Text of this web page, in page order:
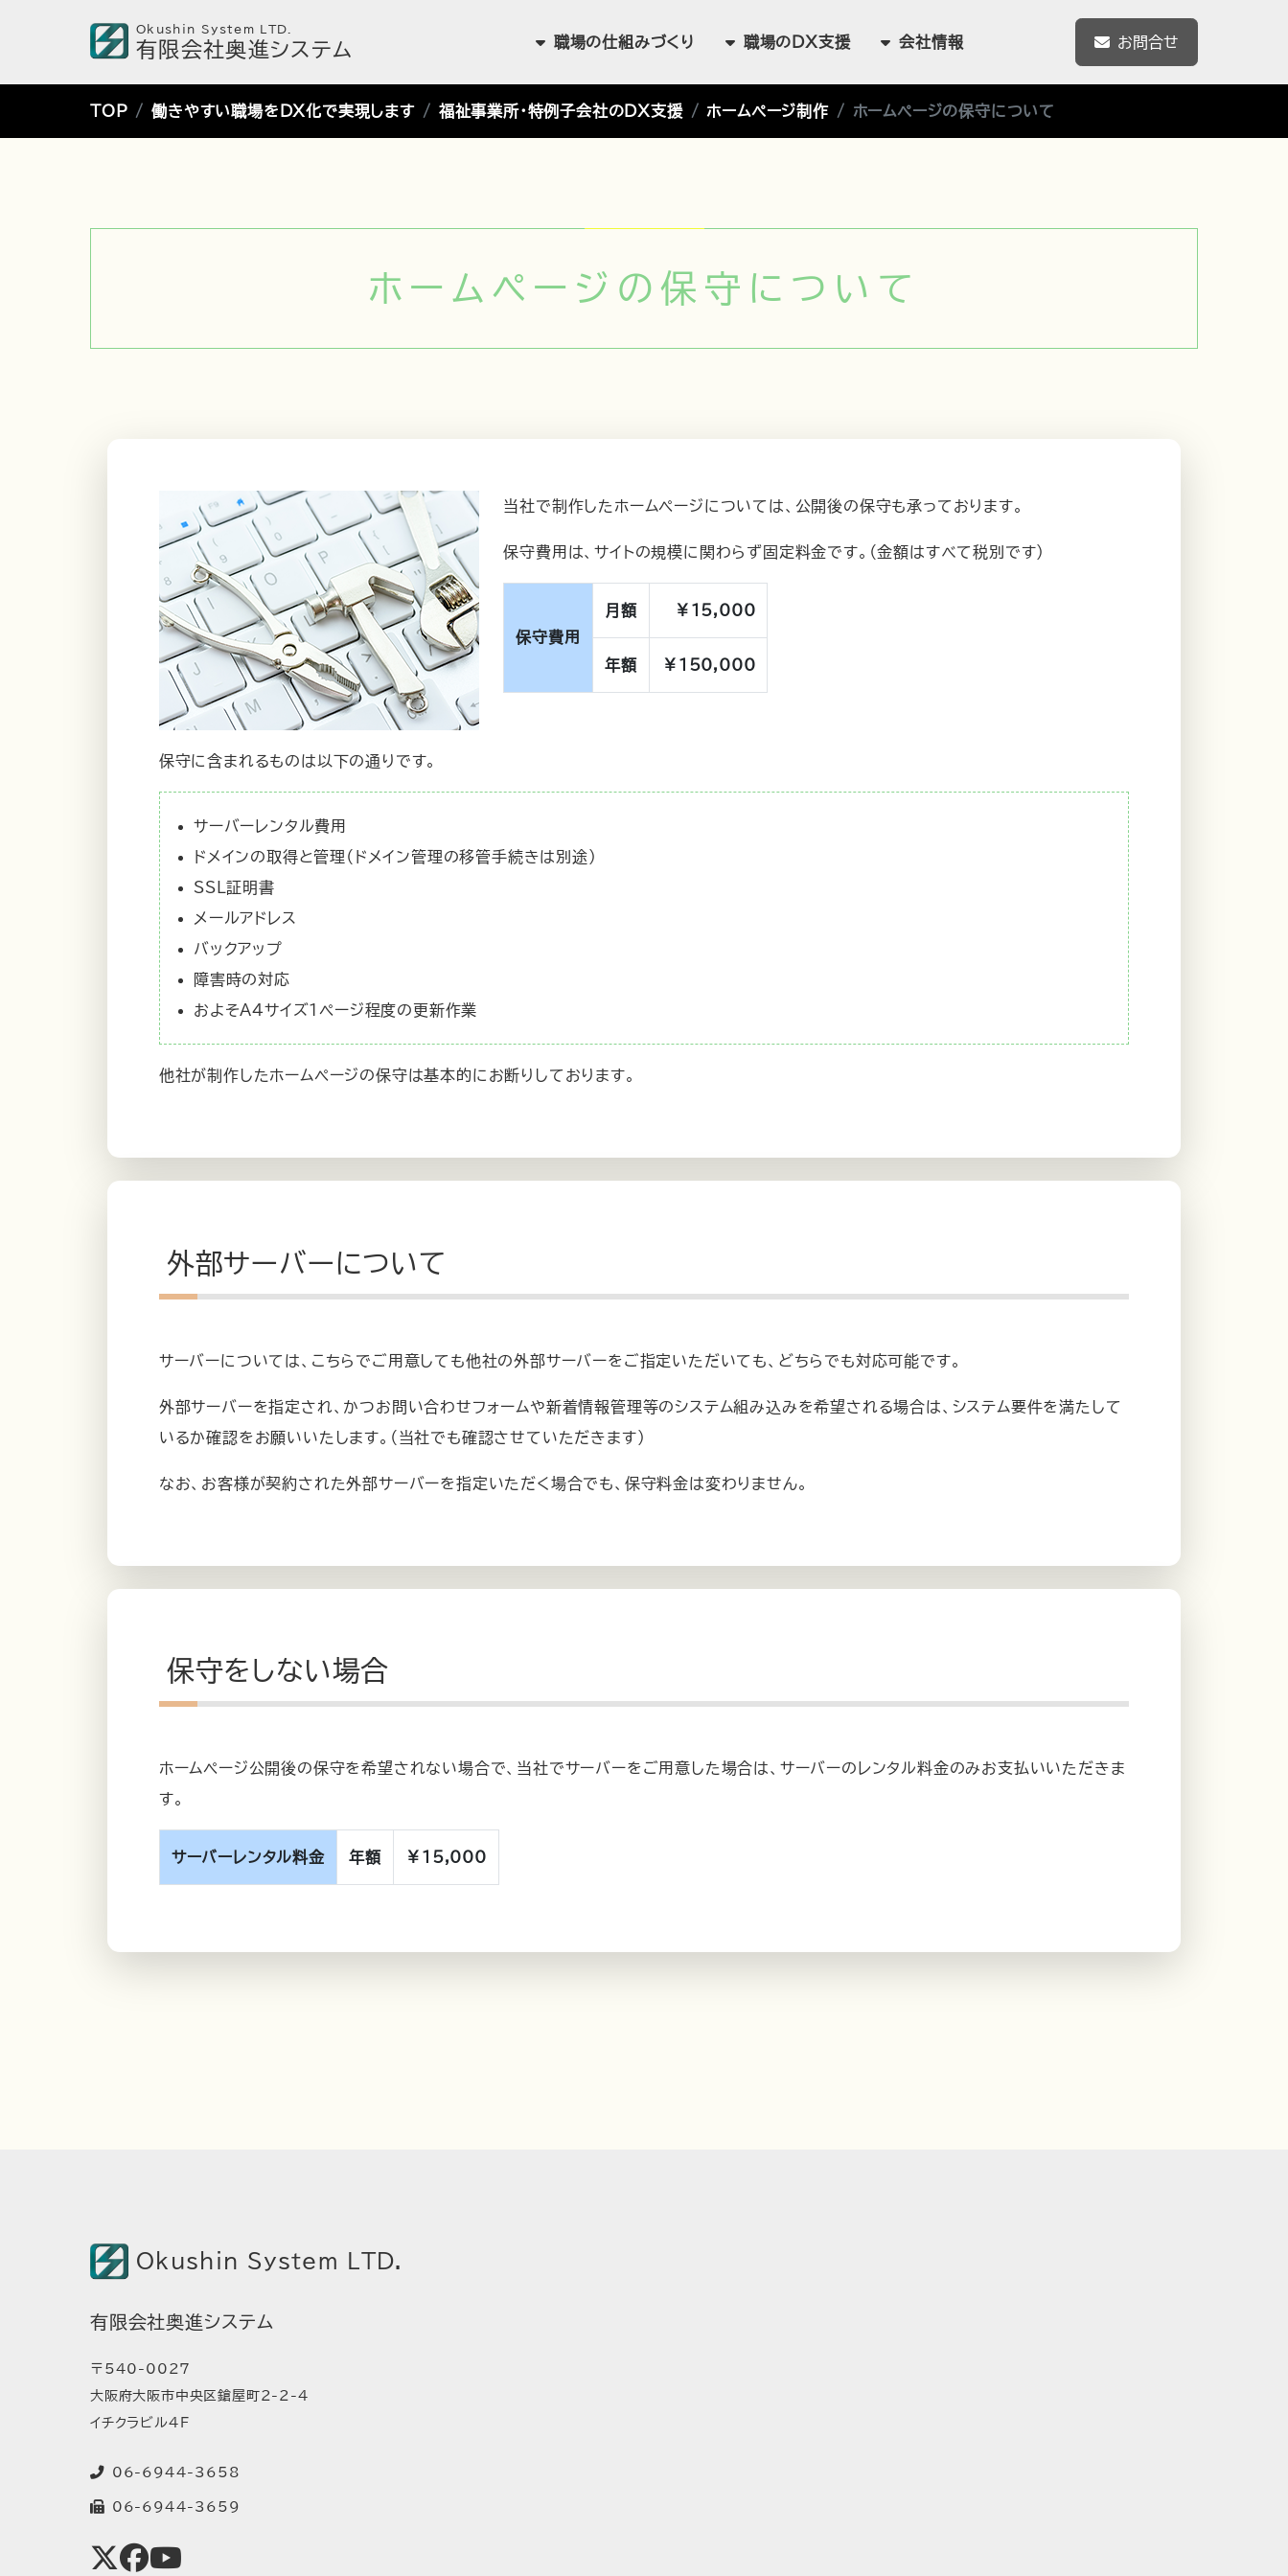
Okushin System LTD.
有限会社奥進システム 職場の仕組みづくり 職場の DX支援 会社情報 お問合せ
TOP 働きやすい職場をDX化で実現します 福祉事業所・特例子会社のDX支援 ホームページ制作 ホームページの保守について
ホームページの保守について
当社で制作したホームページについては、公開後の保守も承っております。
保守費用は、サイトの規模に関わらず固定料金です。（金額はすべて税別です）
保守費用
月額 ￥15,000
年額 ￥150,000
保守に含まれるものは以下の通りです。
サーバーレンタル費用
ドメインの取得と管理（ドメイン管理の移管手続きは別途）
SSL証明書
メールアドレス
バックアップ
障害時の対応
およそA4サイズ1ページ程度の更新作業
他社が制作したホームページの保守は基本的にお断りしております。
外部サーバーについて
サーバーについては、こちらでご用意しても他社の外部サーバーをご指定いただいても、どちらでも対応可能です。
外部サーバーを指定され、かつお問い合わせフォームや新着情報管理等のシステム組み込みを希望される場合は、システム要件を満たして
いるか確認をお願いいたします。（当社でも確認させていただきます）
なお、お客様が契約された外部サーバーを指定いただく場合でも、保守料金は変わりません。
保守をしない場合
ホームページ公開後の保守を希望されない場合で、当社でサーバーをご用意した場合は、サーバーのレンタル料金のみお支払いいただきま
す。
サーバーレンタル料金 年額 ￥15,000
Okushin System LTD.
有限会社奥進システム
〒540-0027
大阪府大阪市中央区鎗屋町2-2-4
イチクラビル4F
06-6944-3658
06-6944-3659